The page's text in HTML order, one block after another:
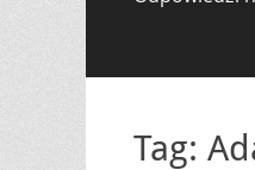
Tag: